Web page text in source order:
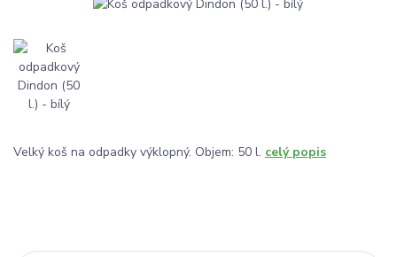
Velký koš na odpadky výklopný. Objem: 50 l. celý popis